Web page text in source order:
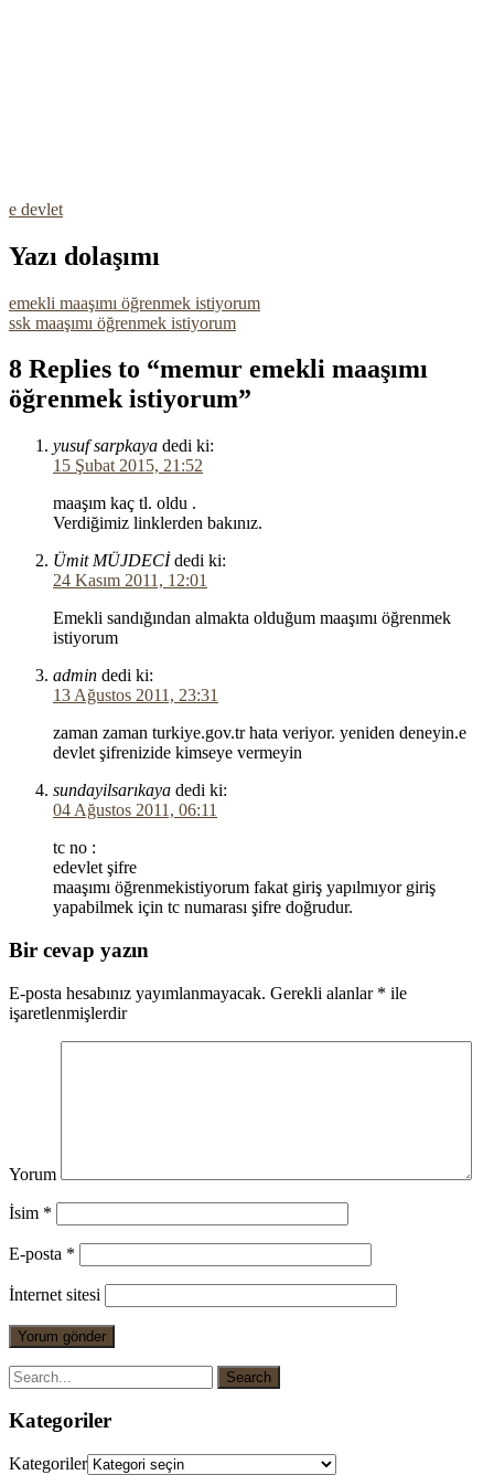
e devlet
Yazı dolaşımı
emekli maaşımı öğrenmek istiyorum
ssk maaşımı öğrenmek istiyorum
8 Replies to “memur emekli maaşımı
öğrenmek istiyorum”
yusuf sarpkaya dedi ki:
15 Şubat 2015, 21:52
maaşım kaç tl. oldu .
Verdiğimiz linklerden bakınız.
Ümit MÜJDECİ dedi ki:
24 Kasım 2011, 12:01
Emekli sandığından almakta olduğum maaşımı öğrenmek
istiyorum
admin dedi ki:
13 Ağustos 2011, 23:31
zaman zaman turkiye.gov.tr hata veriyor. yeniden deneyin.e
devlet şifrenizide kimseye vermeyin
sundayilsarıkaya dedi ki:
04 Ağustos 2011, 06:11
tc no :
edevlet şifre
maaşımı öğrenmekistiyorum fakat giriş yapılmıyor giriş
yapabilmek için tc numarası şifre doğrudur.
Bir cevap yazın
E-posta hesabınız yayımlanmayacak. Gerekli alanlar * ile
işaretlenmişlerdir
Yorum
İsim *
E-posta *
İnternet sitesi
Kategoriler
Kategoriler